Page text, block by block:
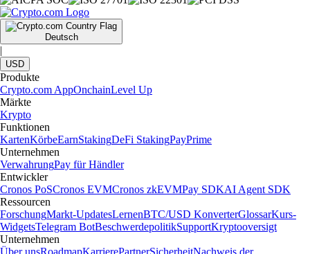
Deutsch
|
USD
Produkte
Crypto.com AppOnchainLevel Up
Märkte
Krypto
Funktionen
KartenKörbeEarnStakingDeFi StakingPayPrime
Unternehmen
VerwahrungPay für Händler
Entwickler
Cronos PoSCronos EVMCronos zkEVMPay SDKAI Agent SDK
Ressourcen
ForschungMarkt-UpdatesLernenBTC/USD KonverterGlossarKurs-
WidgetsTelegram BotBeschwerdepolitikSupportKryptooversigt
Unternehmen
Über unsRoadmapKarrierePartnerSicherheitNachweis der